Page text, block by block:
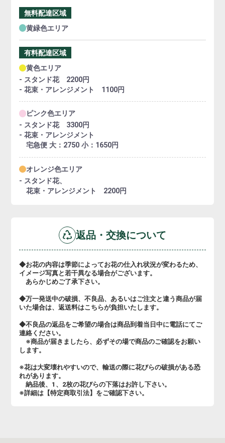
無料配達区域
黄緑色エリア
有料配達区域
黄色エリア
- スタンド花 2200円
- 花束・アレンジメント 1100円
ピンク色エリア
- スタンド花 3300円
- 花束・アレンジメント
宅急便 大：2750 小：1650円
オレンジ色エリア
- スタンド花、
花束・アレンジメント 2200円
返品・交換について
◆お花の内容は季節によってお花の仕入れ状況が変わるため、
イメージ写真と若干異なる場合がございます。
あらかじめご了承下さい。
◆万一発送中の破損、不良品、あるいはご注文と違う商品が届
いた場合は、返送料はこちらが負担いたします。
◆不良品の返品をご希望の場合は商品到着当日中に電話にてご
連絡ください。
※商品が届きましたら、必ずその場で商品のご確認をお願い
します。
※花は大変壊れやすいので、輸送の際に花びらの破損がある恐
れがあります。
納品後、1、2枚の花びらの下落はお許し下さい。
※詳細は【特定商取引法】をご確認下さい。